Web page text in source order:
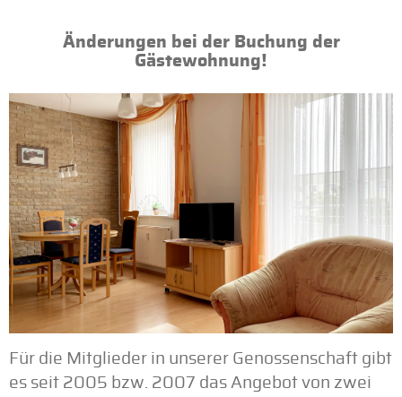
Änderungen bei der Buchung der
Gästewohnung!
Für die Mitglieder in unserer Genossenschaft gibt
es seit 2005 bzw. 2007 das Angebot von zwei